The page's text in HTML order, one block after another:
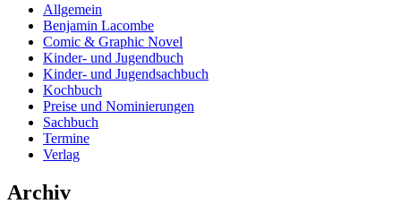
Allgemein
Benjamin Lacombe
Comic & Graphic Novel
Kinder- und Jugendbuch
Kinder- und Jugendsachbuch
Kochbuch
Preise und Nominierungen
Sachbuch
Termine
Verlag
Archiv